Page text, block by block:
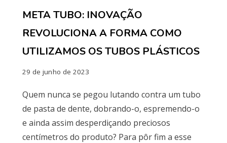
META TUBO: INOVAÇÃO
REVOLUCIONA A FORMA COMO
UTILIZAMOS OS TUBOS PLÁSTICOS
29 de junho de 2023
Quem nunca se pegou lutando contra um tubo
de pasta de dente, dobrando-o, espremendo-o
e ainda assim desperdiçando preciosos
centímetros do produto? Para pôr fim a esse